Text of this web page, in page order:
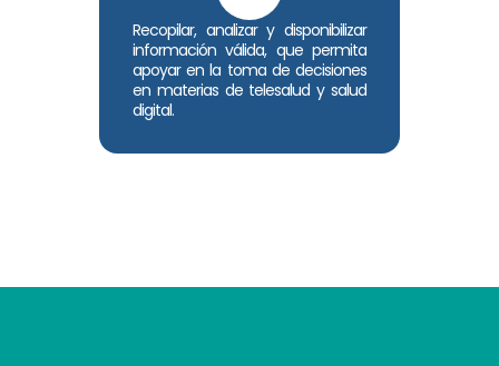
Recopilar, analizar y disponibilizar
información válida, que permita
apoyar en la toma de decisiones
en materias de telesalud y salud
digital.